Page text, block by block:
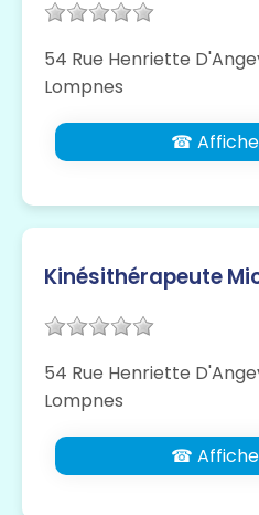
54 Rue Henriette
Lompnes
☎
Kinésithérapeute
54 Rue Henriette
Lompnes
☎